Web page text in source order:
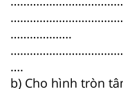
……………….
….
b) Cho hình tròn